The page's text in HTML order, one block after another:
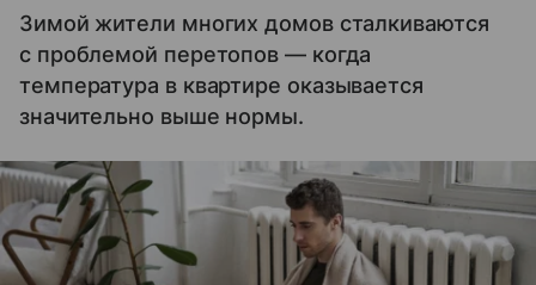
Зимой жители многих домов сталкиваются
с проблемой перетопов — когда
температура в квартире оказывается
значительно выше нормы.